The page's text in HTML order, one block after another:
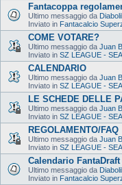
Fantacoppa
Ultimo messaggio da
Inviato in Fantacalcio
COME VOTARE?
Ultimo messaggio da Juan
Inviato in SZ LEAGUE -
CALENDARIO
Ultimo messaggio da Juan
Inviato in SZ LEAGUE -
LE SCHEDE DELLE
Ultimo messaggio da Juan
Inviato in SZ LEAGUE -
REGOLAMENTO/FAQ
Ultimo messaggio da Juan
Inviato in SZ LEAGUE -
Calendario FantaDraft
Ultimo messaggio da
Inviato in Fantacalcio